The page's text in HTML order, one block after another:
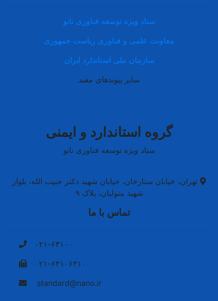
ستاد ویژه توسعه فناوری نانو
معاونت علمی و فناوری ریاست جمهوری
سازمان ملی استاندارد ایران
سایر پیوندهای مفید
گروه استاندارد و ایمنی
ستاد ویژه توسعه فناوری نانو
تهران، خیابان ستارخان، خیابان شهید دکتر حبیب الله، بلوار
شهید متولیان، پلاک ۹
تماس با ما
۰۲۱-۶۳۱۰۰
۰۲۱-۶۳۱۰۶۳۱۰
standard@nano.ir